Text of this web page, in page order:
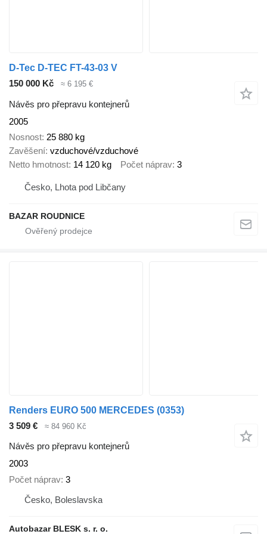
D-Tec D-TEC FT-43-03 V
150 000 Kč
≈ 6 195 €
Návěs pro přepravu kontejnerů
2005
Nosnost 25 880 kg
Zavěšení vzduchové/vzduchové
Netto hmotnost 14 120 kg Počet náprav 3
Česko, Lhota pod Libčany
BAZAR ROUDNICE
Renders EURO 500 MERCEDES (0353)
3 509 €
≈ 84 960 Kč
Návěs pro přepravu kontejnerů
2003
Počet náprav 3
Česko, Boleslavska
Autobazar BLESK s. r. o.